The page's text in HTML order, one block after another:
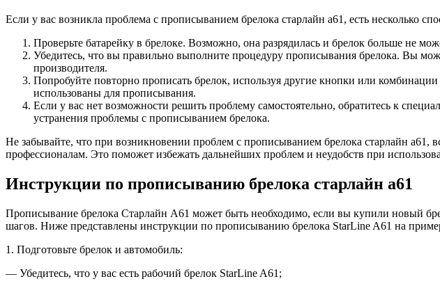
Если у вас возникла проблема с прописыванием брелока старлайн а61, есть несколько
Проверьте батарейку в брелоке. Возможно, она разрядилась и брелок больше не
Убедитесь, что вы правильно выполните процедуру прописывания брелока. Вы
производителя.
Попробуйте повторно прописать брелок, используя другие кнопки или
использованы для прописывания.
Если у вас нет возможности решить проблему самостоятельно, обратитесь к
устранения проблемы с прописыванием брелока.
Не забывайте, что при возникновении проблем с прописыванием брелока старлайн а61,
профессионалам. Это поможет избежать дальнейших проблем и неудобств при
Инструкции по прописыванию брелока старлайн а61
Прописывание брелока Старлайн А61 может быть необходимо, если вы купили новый
шагов. Ниже представлены инструкции по прописыванию брелока StarLine A61 на
1. Подготовьте брелок и автомобиль:
— Убедитесь, что у вас есть рабочий брелок StarLine A61;